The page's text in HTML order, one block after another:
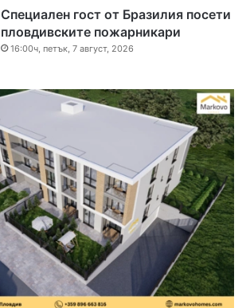
Специален гост от Бразилия посети
пловдивските пожарникари
16:00ч, петък, 7 август, 2026